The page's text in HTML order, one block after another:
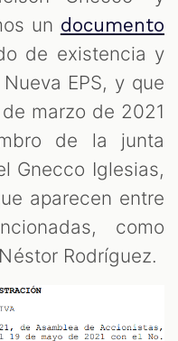
un documento
de existencia y
EPS, y que
marzo de 2021
de la junta
Gnecco Iglesias,
aparecen entre
como
Rodríguez.